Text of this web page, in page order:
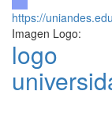
https://
Imagen Logo:
logo